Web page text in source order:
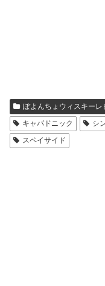
ぽよんちょウィスキーレ
キャパドニック
シ
スペイサイド